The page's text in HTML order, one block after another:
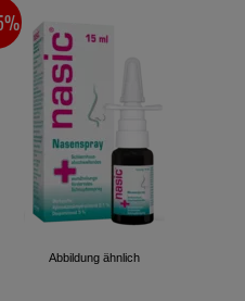
Abbildung ähnlich